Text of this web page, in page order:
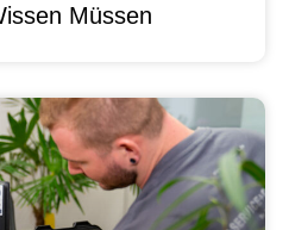
Müssen